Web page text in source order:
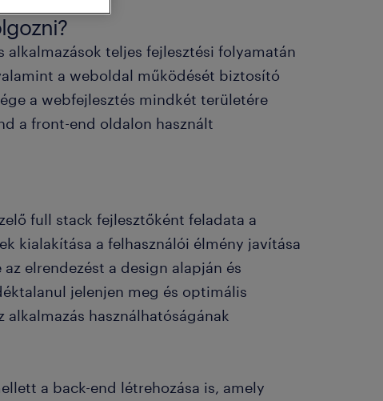
teljes fejlesztési folyamatán
a weboldal működését biztosító
a webfejlesztés mindkét területére
a front-end oldalon használt
full stack fejlesztőként feladata a
kialakítása a felhasználói élmény javítása
elrendezést a design alapján és
jelenjen meg és optimális
használhatóságának
a back-end létrehozása is, amely